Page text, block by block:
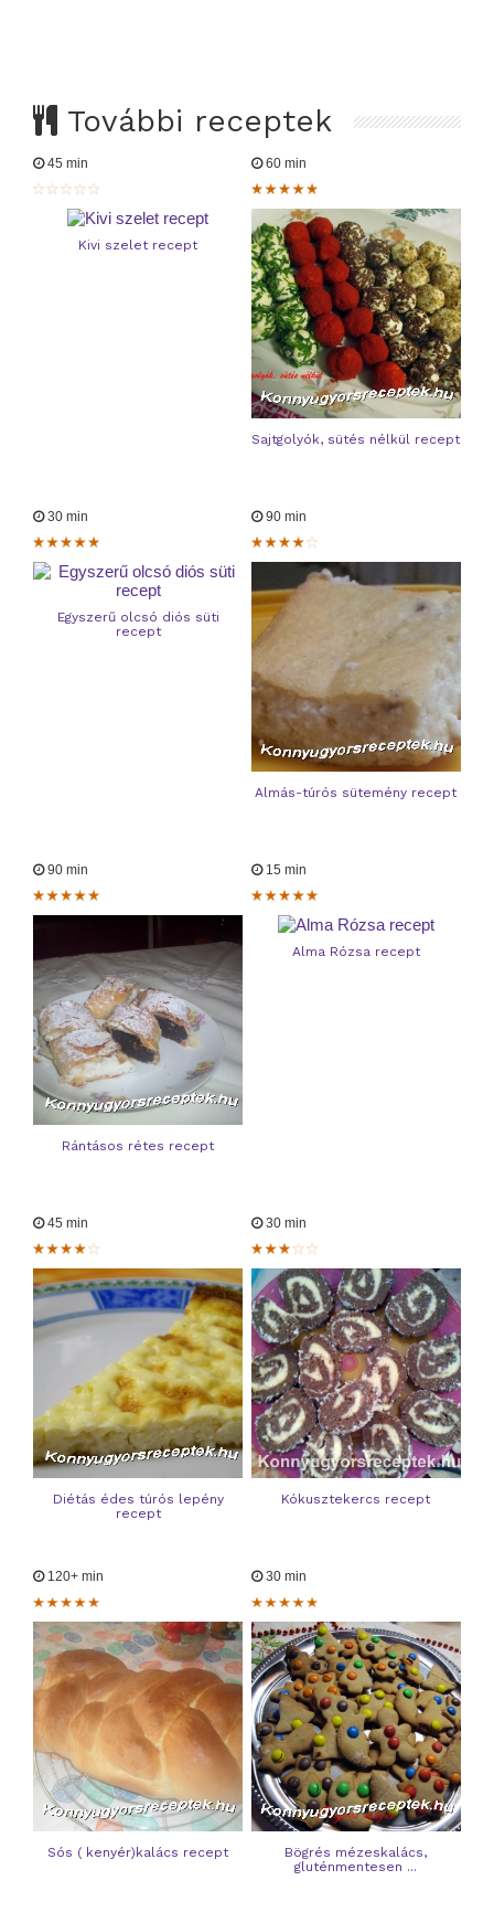
További receptek
45 min
Kivi szelet recept
60 min
Sajtgolyók, sütés nélkül recept
30 min
Egyszerű olcsó diós süti
recept
90 min
Almás-túrós sütemény recept
90 min
Rántásos rétes recept
15 min
Alma Rózsa recept
45 min
Diétás édes túrós lepény
recept
30 min
Kókusztekercs recept
120+ min
Sós ( kenyér)kalács recept
30 min
Bögrés mézeskalács,
gluténmentesen ...